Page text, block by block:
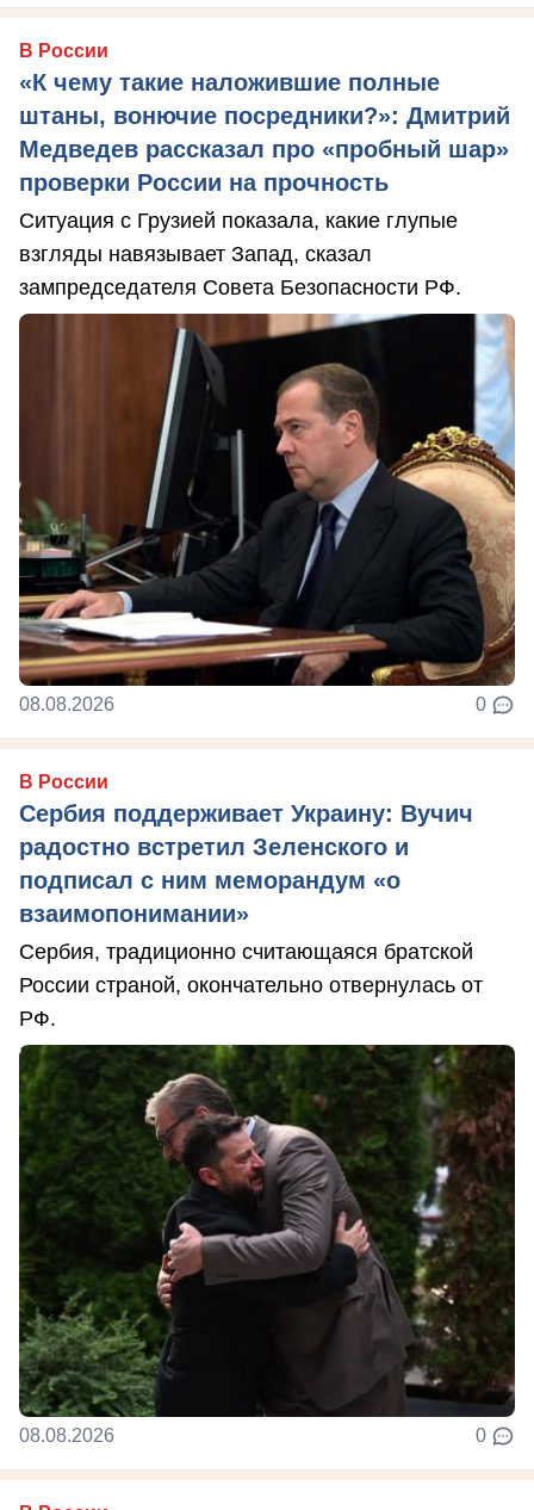
В России
«К чему такие наложившие полные
штаны, вонючие посредники?»: Дмитрий
Медведев рассказал про «пробный шар»
проверки России на прочность
Ситуация с Грузией показала, какие глупые
взгляды навязывает Запад, сказал
зампредседателя Совета Безопасности РФ.
08.08.2026 0
В России
Сербия поддерживает Украину: Вучич
радостно встретил Зеленского и
подписал с ним меморандум «о
взаимопонимании»
Сербия, традиционно считающаяся братской
России страной, окончательно отвернулась от
РФ.
08.08.2026 0